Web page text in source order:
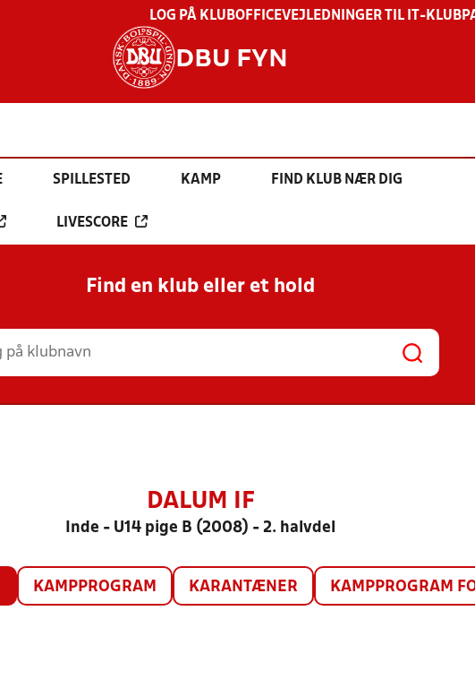
LOG PÅ KLUBOFFICEVEJLEDNINGER TIL IT-
DBU FYN
SPILLESTED KAMP FIND KLUB NÆR DIG
LIVESCORE
Find en klub eller et hold
DALUM IF
Inde - U14 pige B (2008) - 2. halvdel
KAMPPROGRAM KARANTÆNER KAMPPROGRAM